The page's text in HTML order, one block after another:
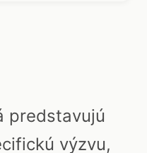
predstavujú
výzvu,